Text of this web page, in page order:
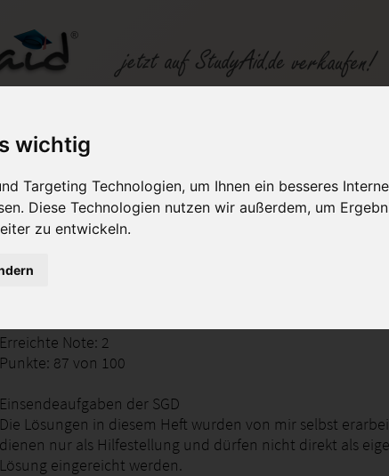
wichtig
Targeting Technologien, um Ihnen ein besseres
Diese Technologien nutzen wir außerdem, um
zu entwickeln.
- Vorgehensmodelle (Note 2)
verkaufen Kategorien
Erreichte Note: 2
Punkte: 87 von 100
Einsendeaufgaben der SGD
Die Lösungen in diesem Heft wurden von mir selbst
dienen nur als Hilfestellung und dürfen nicht direkt als
Lösung eingereicht werden.